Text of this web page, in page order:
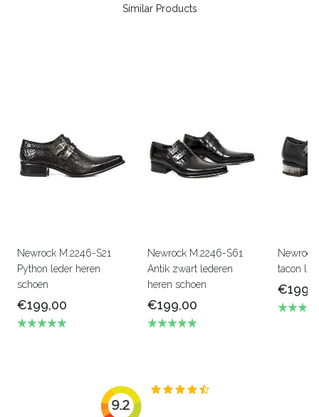
Similar Products
Newrock M.2246-S21
Python leder heren
schoen
€199,00
Newrock M.2246-S61
Antik zwart lederen
heren schoen
€199,00
tacon